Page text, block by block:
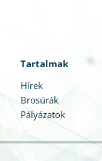
Tartalmak
Hírek
Brosúrák
Pályázatok